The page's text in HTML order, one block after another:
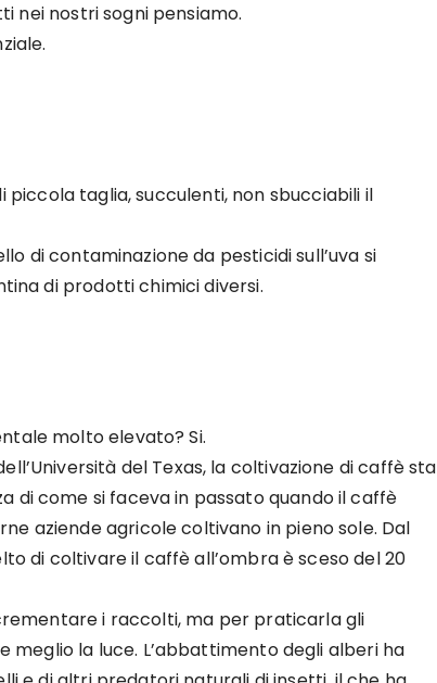
nei nostri sogni pensiamo.
taglia, succulenti, non sbucciabili il
di contaminazione da pesticidi sull’uva si
di prodotti chimici diversi.
molto elevato? Si.
del Texas, la coltivazione di caffè sta
di come si faceva in passato quando il caffè
aziende agricole coltivano in pieno sole. Dal
di coltivare il caffè all’ombra è sceso del 20
i raccolti, ma per praticarla gli
la luce. L’abbattimento degli alberi ha